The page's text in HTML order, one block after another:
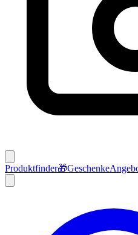
Produktfinder🎁Geschenke